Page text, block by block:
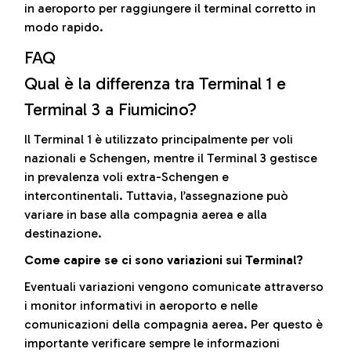
in aeroporto per raggiungere il terminal corretto in
modo rapido.
FAQ
Qual è la differenza tra Terminal 1 e
Terminal 3 a Fiumicino?
Il Terminal 1 è utilizzato principalmente per voli
nazionali e Schengen, mentre il Terminal 3 gestisce
in prevalenza voli extra-Schengen e
intercontinentali. Tuttavia, l’assegnazione può
variare in base alla compagnia aerea e alla
destinazione.
Come capire se ci sono variazioni sui Terminal?
Eventuali variazioni vengono comunicate attraverso
i monitor informativi in aeroporto e nelle
comunicazioni della compagnia aerea. Per questo è
importante verificare sempre le informazioni